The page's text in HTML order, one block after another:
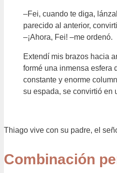
–Fei, cuando te diga,
parecido al anterior,
–¡Ahora, Fei! –me ordenó.
Extendí mis brazos hacia
formé una inmensa esfera
constante y enorme
su espada, se convirtió en
Thiago vive con su padre, el
Combinación